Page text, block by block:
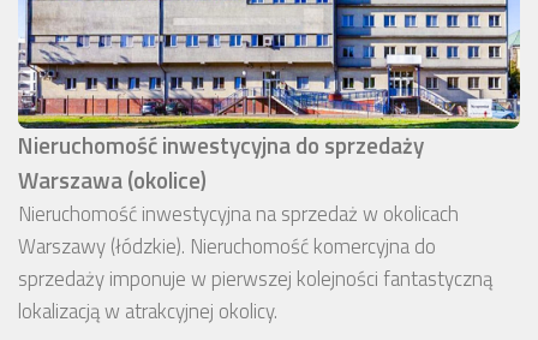
Nieruchomość inwestycyjna do sprzedaży
Warszawa (okolice)
Nieruchomość inwestycyjna na sprzedaż w okolicach
Warszawy (łódzkie). Nieruchomość komercyjna do
sprzedaży imponuje w pierwszej kolejności fantastyczną
lokalizacją w atrakcyjnej okolicy.